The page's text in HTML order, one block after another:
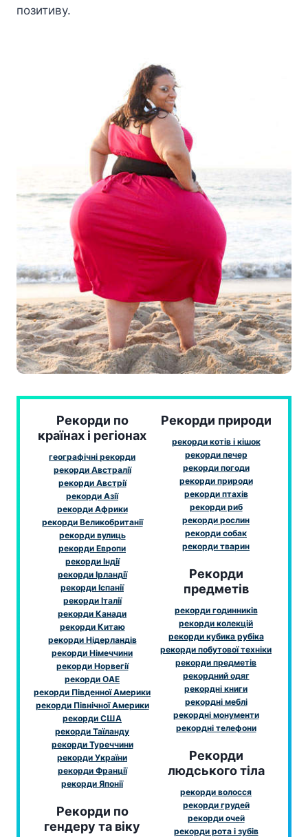
позитиву.
Рекорди по
країнах і регіонах
географічні рекорди
рекорди Австралії
рекорди Австрії
рекорди Азії
рекорди Африки
рекорди Великобританії
рекорди вулиць
рекорди Европи
рекорди Індії
рекорди Ірландії
рекорди Іспанії
рекорди Італії
рекорди Канади
рекорди Китаю
рекорди Нідерландів
рекорди Німеччини
рекорди Норвегії
рекорди ОАЕ
рекорди Південної Америки
рекорди Північної Америки
рекорди США
рекорди Таїланду
рекорди Туреччини
рекорди України
рекорди Франції
рекорди Японії
Рекорди по
гендеру та віку
Рекорди природи
рекорди котів і кішок
рекорди печер
рекорди погоди
рекорди природи
рекорди птахів
рекорди риб
рекорди рослин
рекорди собак
рекорди тварин
Рекорди
предметів
рекорди годинників
рекорди колекцій
рекорди кубика рубіка
рекорди побутової техніки
рекорди предметів
рекордний одяг
рекордні книги
рекордні меблі
рекордні монументи
рекордні телефони
Рекорди
людського тіла
рекорди волосся
рекорди грудей
рекорди очей
рекорди рота і зубів